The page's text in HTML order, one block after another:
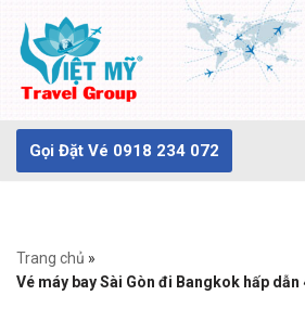
Chuyển
tới
dung
Gọi Đặt Vé 0918 234 072
Trang chủ »
Vé máy bay Sài Gòn đi Bangkok hấp dẫn